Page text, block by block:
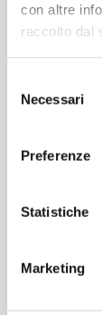
con altre
raccolto dal
delNecessari
Preferenze
Statistiche
Marketing